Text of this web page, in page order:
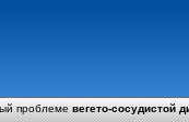
проблемевегето-сосудистой